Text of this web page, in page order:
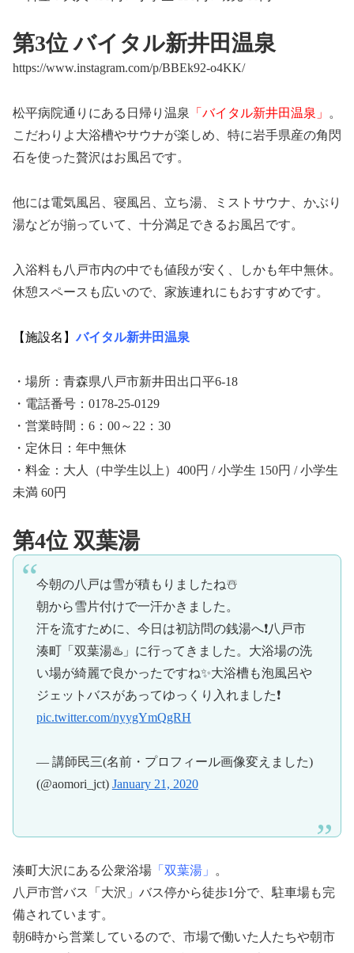
第3位 バイタル新井田温泉
https://www.instagram.com/p/BBEk92-o4KK/
松平病院通りにある日帰り温泉 「バイタル新井田温泉」
。
こだわりよ大浴槽やサウナが楽しめ、特に岩手県産の角閃
石を使った贅沢はお風呂です。
他には電気風呂、寝風呂、立ち湯、ミストサウナ、かぶり
湯などが揃っていて、十分満足できるお風呂です。
入浴料も八戸市内の中でも値段が安く、しかも年中無休。
休憩スペースも広いので、家族連れにもおすすめです。
【施設名】バイタル新井田温泉
・場所：青森県八戸市新井田出口平6-18
・電話番号：0178-25-0129
・営業時間：6：00～22：30
・定休日：年中無休
・料金：大人（中学生以上）400円 / 小学生 150円 / 小学生
未満 60円
第4位 双葉湯
今朝の八戸は雪が積もりましたね☃️
朝から雪片付けで一汗かきました。
汗を流すために、今日は初訪問の銭湯へ❗八戸市
湊町「双葉湯♨️」に行ってきました。大浴場の洗
い場が綺麗で良かったですね✨大浴槽も泡風呂や
ジェットバスがあってゆっくり入れました❗
pic.twitter.com/nyygYmQgRH
— 講師民三(名前・プロフィール画像変えました)
(@aomori_jct) January 21, 2020
湊町大沢にある公衆浴場 「双葉湯」
。
八戸市営バス「大沢」バス停から徒歩1分で、駐車場も完
備されています。
朝6時から営業しているので、市場で働いた人たちや朝市